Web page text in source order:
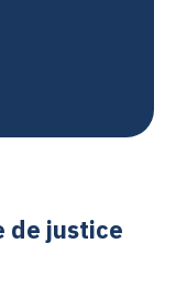
de justice